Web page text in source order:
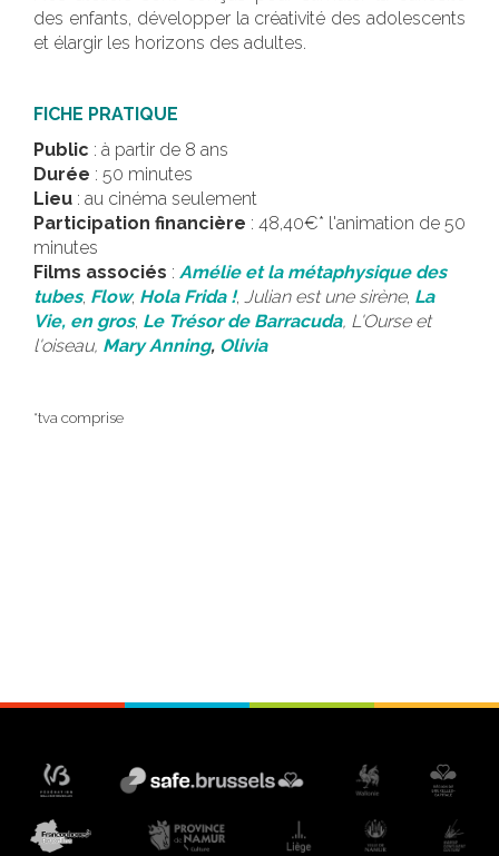
des enfants, développer la créativité des adolescents
et élargir les horizons des adultes.
FICHE PRATIQUE
Public : à partir de 8 ans
Durée : 50 minutes
Lieu : au cinéma seulement
Participation financière : 48,40€* l'animation de 50
minutes
Films associés : Amélie et la métaphysique des
tubes, Flow, Hola Frida !, Julian est une sirène, La
Vie, en gros, Le Trésor de Barracuda, L'Ourse et
l'oiseau, Mary Anning, Olivia
*tva comprise